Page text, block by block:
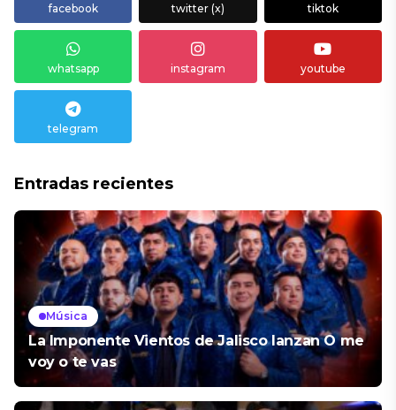
facebook twitter (x) tiktok
whatsapp instagram youtube
telegram
Entradas recientes
Música
La Imponente Vientos de Jalisco lanzan O me
voy o te vas